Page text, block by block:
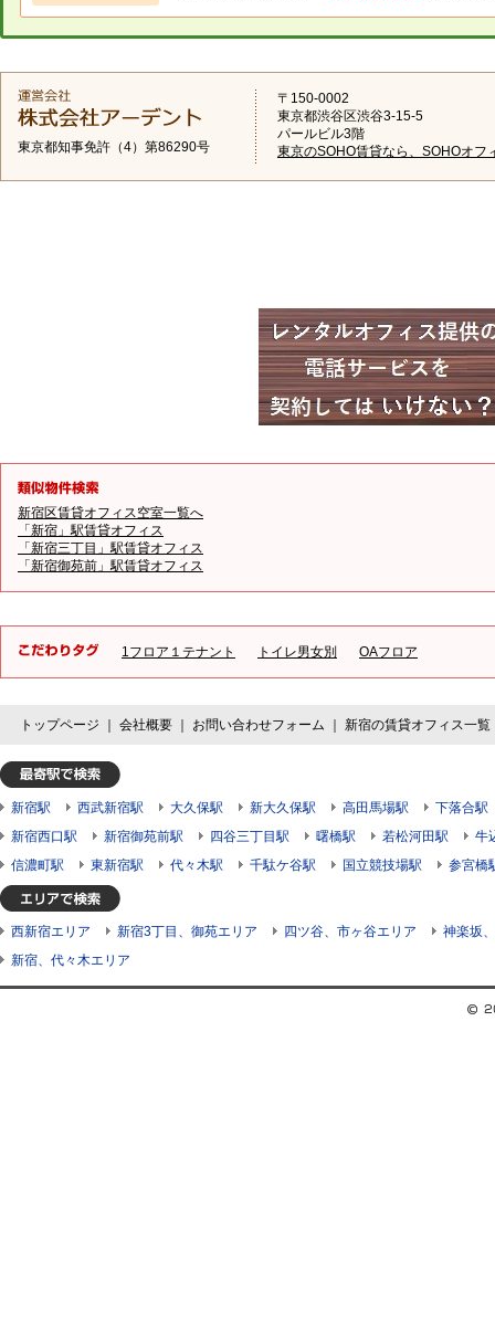
東京都知事免許（4）第86290号
〒150-0002
東京都渋谷区渋谷3-15-5
パールビル3階
東京のSOHO賃貸なら、SOHOオフ
新宿区賃貸オフィス空室一覧へ
「新宿」駅賃貸オフィス
「新宿三丁目」駅賃貸オフィス
「新宿御苑前」駅賃貸オフィス
1フロア１テナント トイレ男女別 OAフロア
トップページ 会社概要 お問い合わせフォーム 新宿の賃貸オフィス一覧
新宿駅 西武新宿駅 大久保駅 新大久保駅 高田馬場駅
下落合駅
新宿西口駅
新宿御苑前駅 四谷三丁目駅 曙橋駅 若松河田駅
牛
信濃町駅
東新宿駅 代々木駅 千駄ケ谷駅 国立競技場駅 参宮橋
西新宿エリア 新宿3丁目、御苑エリア 四ツ谷、市ヶ谷エリア
神楽坂
新宿、代々木エリア